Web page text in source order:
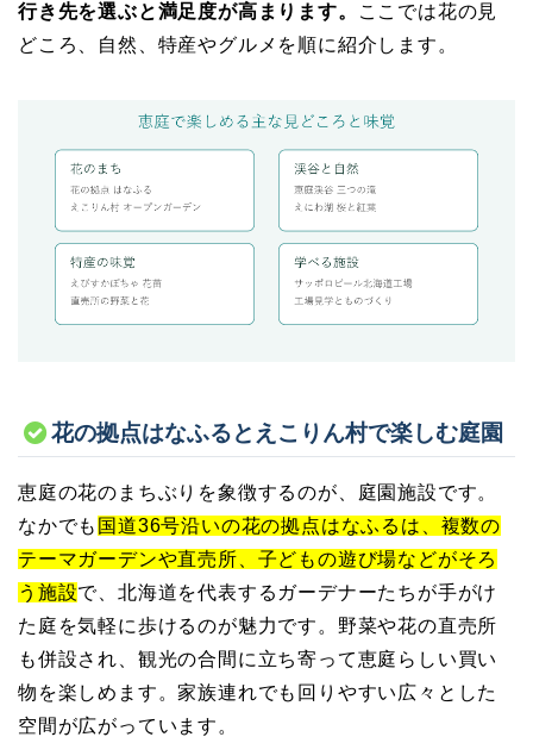
行き先を選ぶと満足度が高まります。
ここでは花の見
どころ、自然、特産やグルメを順に紹介します。
花の拠点はなふるとえこりん村で楽しむ庭園
恵庭の花のまちぶりを象徴するのが、庭園施設です。
なかでも 国道36号沿いの花の拠点はなふるは、複数の
テーマガーデンや直売所、子どもの遊び場などがそろ
う施設で、北海道を代表するガーデナーたちが手がけ
た庭を気軽に歩けるのが魅力です。野菜や花の直売所
も併設され、観光の合間に立ち寄って恵庭らしい買い
物を楽しめます。家族連れでも回りやすい広々とした
空間が広がっています。